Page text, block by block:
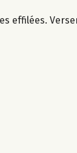
effilées.